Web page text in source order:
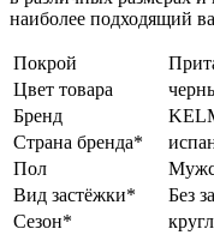
наиболее подходящий
Покрой
Цвет товара
Бренд
Страна бренда*
Пол
Вид застёжки*
Без
Сезон*